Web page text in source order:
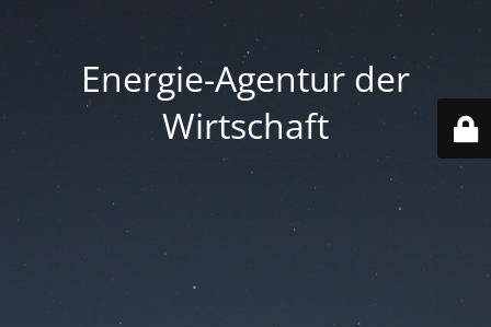
Energie-Agentur der
Wirtschaft